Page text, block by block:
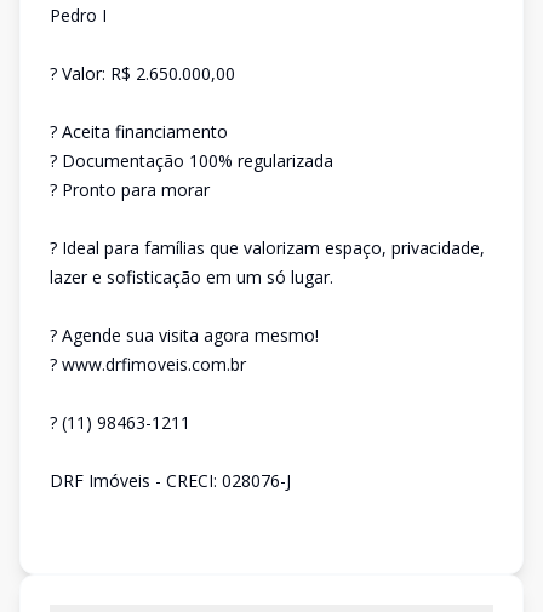
Pedro I
? Valor: R$ 2.650.000,00
? Aceita financiamento
? Documentação 100% regularizada
? Pronto para morar
? Ideal para famílias que valorizam espaço, privacidade,
lazer e sofisticação em um só lugar.
? Agende sua visita agora mesmo!
? www.drfimoveis.com.br
? (11) 98463-1211
DRF Imóveis - CRECI: 028076-J